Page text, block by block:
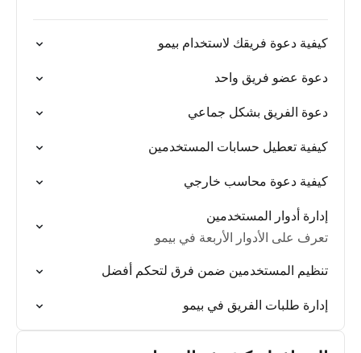
كيفية دعوة فريقك لاستخدام بيمو
دعوة عضو فريق واحد
دعوة الفريق بشكل جماعي
كيفية تعطيل حسابات المستخدمين
كيفية دعوة محاسب خارجي
إدارة أدوار المستخدمين
تعرف على الأدوار الأربعة في بيمو
تنظيم المستخدمين ضمن فرق لتحكم أفضل
إدارة طلبات الفريق في بيمو